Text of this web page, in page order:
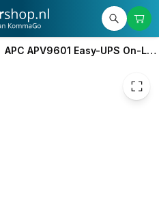
APC APV9601 Easy-UPS On-Line